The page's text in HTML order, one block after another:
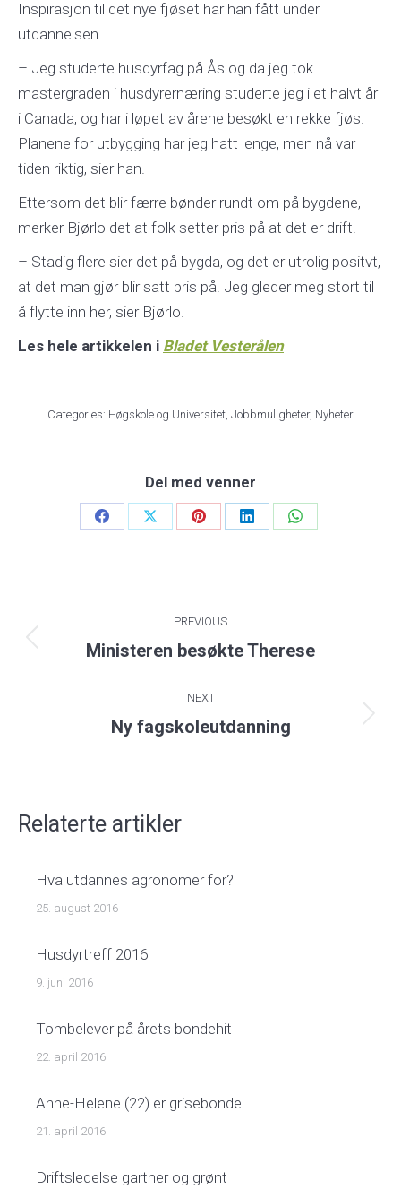
Inspirasjon til det nye fjøset har han fått under
utdannelsen.
– Jeg studerte husdyrfag på Ås og da jeg tok
mastergraden i husdyrernæring studerte jeg i et halvt år
i Canada, og har i løpet av årene besøkt en rekke fjøs.
Planene for utbygging har jeg hatt lenge, men nå var
tiden riktig, sier han.
Ettersom det blir færre bønder rundt om på bygdene,
merker Bjørlo det at folk setter pris på at det er drift.
– Stadig flere sier det på bygda, og det er utrolig positvt,
at det man gjør blir satt pris på. Jeg gleder meg stort til
å flytte inn her, sier Bjørlo.
Les hele artikkelen i Bladet Vesterålen
Categories: Høgskole og Universitet, Jobbmuligheter, Nyheter
Del med venner
Share
Share
Share
Share
Share
navigation
PREVIOUS
Previous
Ministeren besøkte Therese
NEXT
Next
Ny fagskoleutdanning
Relaterte artikler
Hva utdannes agronomer for?
25. august 2016
Husdyrtreff 2016
9. juni 2016
Tombelever på årets bondehit
22. april 2016
Anne-Helene (22) er grisebonde
21. april 2016
Driftsledelse gartner og grønt